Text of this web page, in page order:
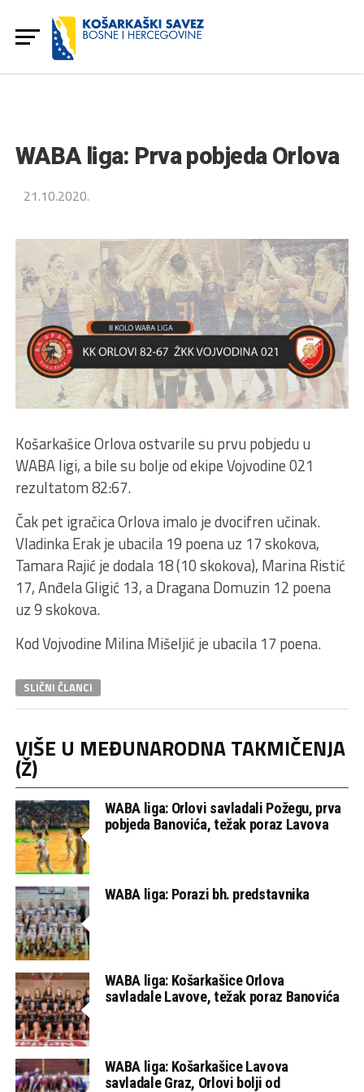
WABA liga: Prva pobjeda Orlova
21.10.2020.
Košarkašice Orlova ostvarile su prvu pobjedu u
WABA ligi, a bile su bolje od ekipe Vojvodine 021
rezultatom 82:67.
Čak pet igračica Orlova imalo je dvocifren učinak.
Vladinka Erak je ubacila 19 poena uz 17 skokova,
Tamara Rajić je dodala 18 (10 skokova), Marina Ristić
17, Anđela Gligić 13, a Dragana Domuzin 12 poena
uz 9 skokova.
Kod Vojvodine Milina Mišeljić je ubacila 17 poena.
SLIČNI ČLANCI
VIŠE U MEĐUNARODNA TAKMIČENJA
(Ž)
WABA liga: Orlovi savladali Požegu, prva
pobjeda Banovića, težak poraz Lavova
WABA liga: Porazi bh. predstavnika
WABA liga: Košarkašice Orlova
savladale Lavove, težak poraz Banovića
WABA liga: Košarkašice Lavova
savladale Graz, Orlovi bolji od